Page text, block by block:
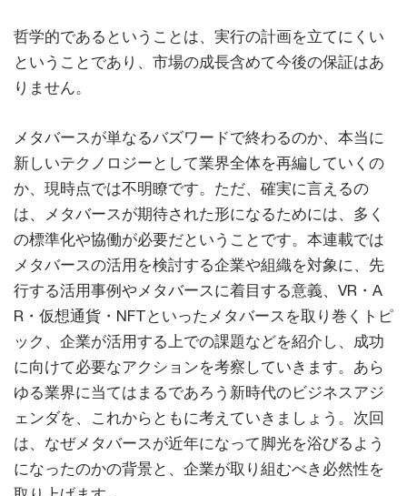
哲学的であるということは、実行の計画を立てにくい
ということであり、市場の成長含めて今後の保証はあ
りません。
メタバースが単なるバズワードで終わるのか、本当に
新しいテクノロジーとして業界全体を再編していくの
か、現時点では不明瞭です。ただ、確実に言えるの
は、メタバースが期待された形になるためには、多く
の標準化や協働が必要だということです。本連載では
メタバースの活用を検討する企業や組織を対象に、先
行する活用事例やメタバースに着目する意義、VR・A
R・仮想通貨・NFTといったメタバースを取り巻くトピ
ック、企業が活用する上での課題などを紹介し、成功
に向けて必要なアクションを考察していきます。あら
ゆる業界に当てはまるであろう新時代のビジネスアジ
ェンダを、これからともに考えていきましょう。次回
は、なぜメタバースが近年になって脚光を浴びるよう
になったのかの背景と、企業が取り組むべき必然性を